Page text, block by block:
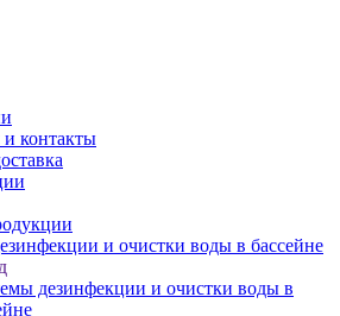
контакты
и очистки воды в бассейне
дезинфекции и очистки воды в